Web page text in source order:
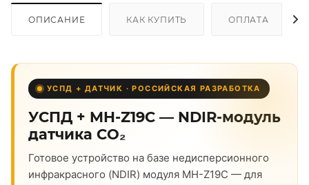
ОПИСАНИЕ КАК КУПИТЬ ОПЛАТА
УСПД + ДАТЧИК · РОССИЙСКАЯ РАЗРАБОТКА
УСПД + MH-Z19C — NDIR-модуль
датчика CO₂
Готовое устройство на базе недисперсионного
инфракрасного (NDIR) модуля MH-Z19C — для